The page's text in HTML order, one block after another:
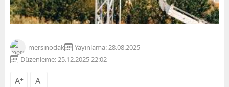
mersinodak
Yayınlama: 28.08.2025
Düzenleme: 25.12.2025 22:02
A+ A-